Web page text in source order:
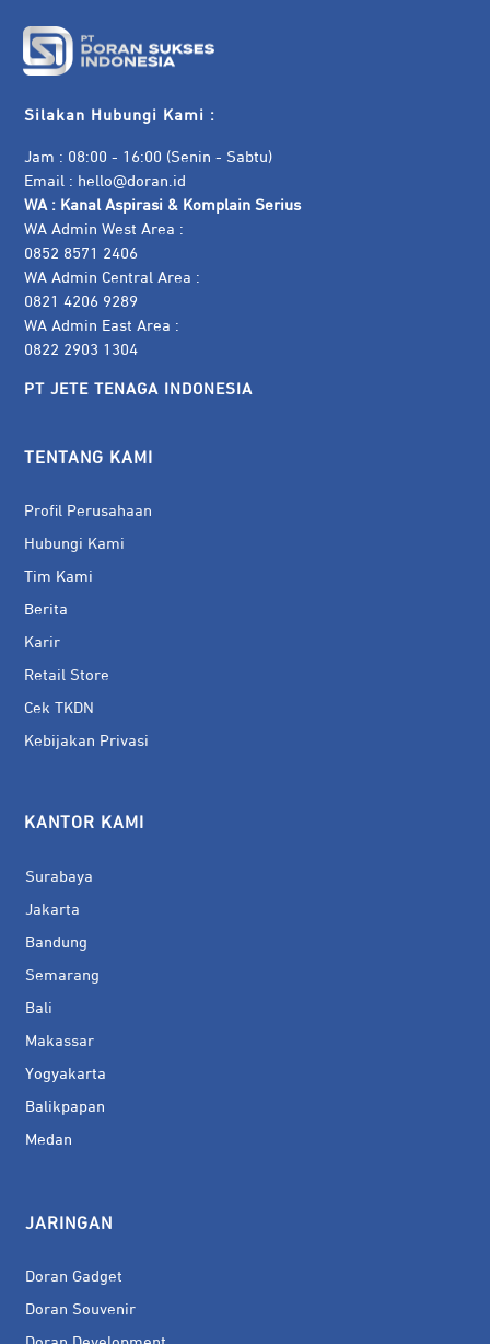
Silakan Hubungi Kami :
Jam : 08:00 - 16:00 (Senin - Sabtu)
Email : hello@doran.id
WA : Kanal Aspirasi & Komplain Serius
WA Admin West Area :
0852 8571 2406
WA Admin Central Area :
0821 4206 9289
WA Admin East Area :
0822 2903 1304
PT JETE TENAGA INDONESIA
TENTANG KAMI
Profil Perusahaan
Hubungi Kami
Tim Kami
Berita
Karir
Retail Store
Cek TKDN
Kebijakan Privasi
KANTOR KAMI
Surabaya
Jakarta
Bandung
Semarang
Bali
Makassar
Yogyakarta
Balikpapan
Medan
JARINGAN
Doran Gadget
Doran Souvenir